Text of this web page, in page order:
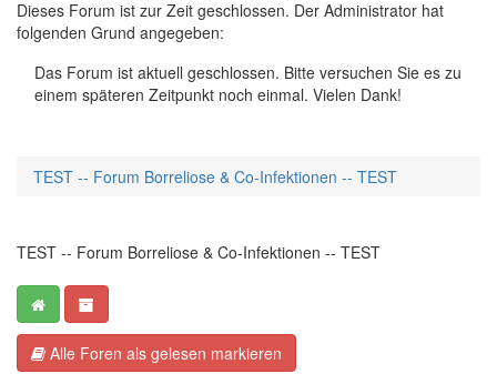
Dieses Forum ist zur Zeit geschlossen. Der Administrator hat
folgenden Grund angegeben:
Das Forum ist aktuell geschlossen. Bitte versuchen Sie es zu
einem späteren Zeitpunkt noch einmal. Vielen Dank!
TEST -- Forum Borreliose & Co-Infektionen -- TEST
TEST -- Forum Borreliose & Co-Infektionen -- TEST
Alle Foren als gelesen markieren